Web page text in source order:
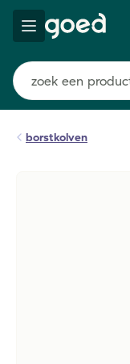
borstkolven